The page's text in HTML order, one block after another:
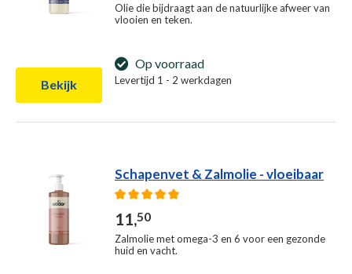
Bekijk
Olie die bijdraagt aan de natuurlijke afweer van
vlooien en teken.
Op voorraad
Levertijd 1 - 2 werkdagen
Schapenvet & Zalmolie - vloeibaar
Gemiddelde waardering van 5 van 5 sterren
11,50
Zalmolie met omega-3 en 6 voor een gezonde
huid en vacht.